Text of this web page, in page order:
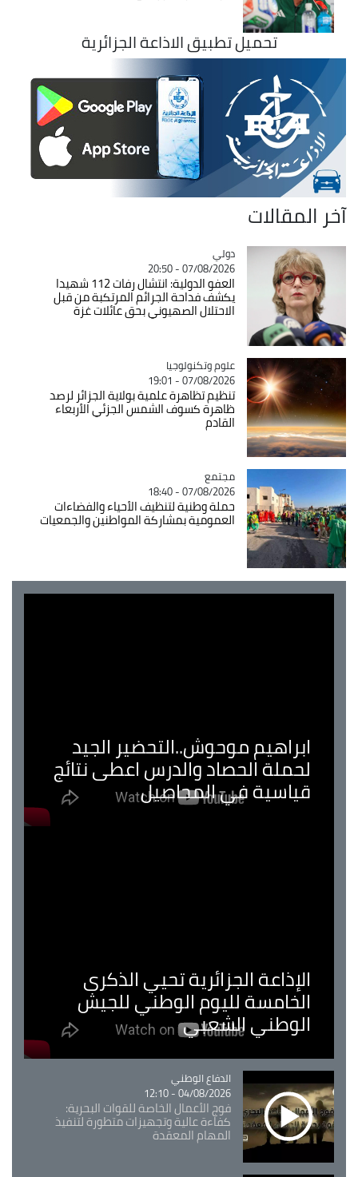
تحميل تطبيق الاذاعة الجزائرية
آخر المقالات
Catégorie
دولي
07/08/2026 - 20:50
العفو الدولية: انتشال رفات 112 شهيدا
يكشف فداحة الجرائم المرتكبة من قبل
الاحتلال الصهيوني بحق عائلات غزة
Catégorie
علوم وتكنولوجيا
07/08/2026 - 19:01
تنظيم تظاهرة علمية بولاية الجزائر لرصد
ظاهرة كسوف الشمس الجزئي الأربعاء
القادم
Catégorie
مجتمع
07/08/2026 - 18:40
حملة وطنية لتنظيف الأحياء والفضاءات
العمومية بمشاركة المواطنين والجمعيات
ابراهيم موحوش..التحضير الجيد
لحملة الحصاد والدرس اعطى نتائج
قياسية في المحاصيل
الإذاعة الجزائرية تحيي الذكرى
الخامسة لليوم الوطني للجيش
الوطني الشعبي
Catégorie
الدفاع الوطني
04/08/2026 - 12:10
فوج الأعمال الخاصة للقوات البحرية:
كفاءة عالية وتجهيزات متطورة لتنفيذ
المهام المعقدة